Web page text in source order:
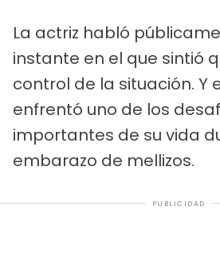
La actriz habló
instante en el que sintió
control de la situación. Y
enfrentó uno de los
importantes de su vida
embarazo de mellizos.
PUBLICIDAD